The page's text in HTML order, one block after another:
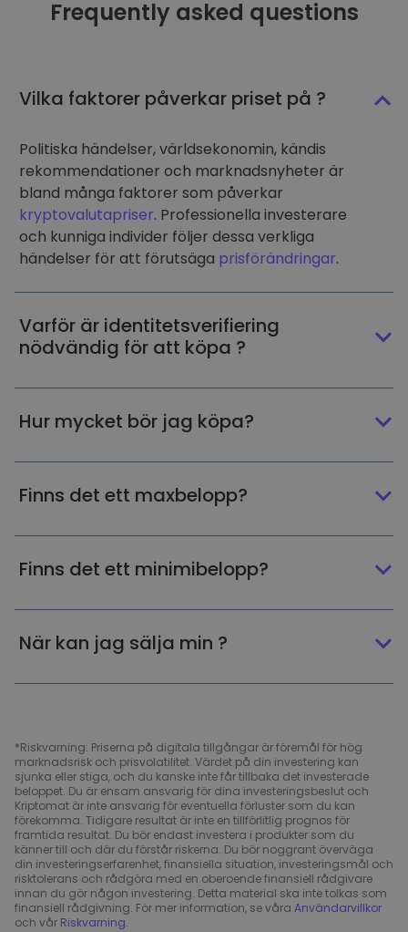
Frequently asked questions
Vilka faktorer påverkar priset på ?
Politiska händelser, världsekonomin, kändis
rekommendationer och marknadsnyheter är
bland många faktorer som påverkar
kryptovalutapriser. Professionella investerare
och kunniga individer följer dessa verkliga
händelser för att förutsäga prisförändringar.
Varför är identitetsverifiering
nödvändig för att köpa ?
Hur mycket bör jag köpa?
Finns det ett maxbelopp?
Finns det ett minimibelopp?
När kan jag sälja min ?
*Riskvarning: Priserna på digitala tillgångar är föremål för hög
marknadsrisk och prisvolatilitet. Värdet på din investering kan
sjunka eller stiga, och du kanske inte får tillbaka det investerade
beloppet. Du är ensam ansvarig för dina investeringsbeslut och
Kriptomat är inte ansvarig för eventuella förluster som du kan
förekomma. Tidigare resultat är inte en tillförlitlig prognos för
framtida resultat. Du bör endast investera i produkter som du
känner till och där du förstår riskerna. Du bör noggrant överväga
din investeringserfarenhet, finansiella situation, investeringsmål och
risktolerans och rådgöra med en oberoende finansiell rådgivare
innan du gör någon investering. Detta material ska inte tolkas som
finansiell rådgivning. För mer information, se våra Användarvillkor
och vår Riskvarning.